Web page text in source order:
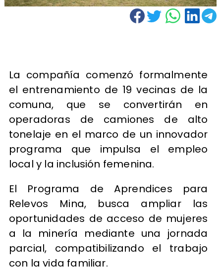
La compañía comenzó formalmente
el entrenamiento de 19 vecinas de la
comuna, que se convertirán en
operadoras de camiones de alto
tonelaje en el marco de un innovador
programa que impulsa el empleo
local y la inclusión femenina.
El Programa de Aprendices para
Relevos Mina, busca ampliar las
oportunidades de acceso de mujeres
a la minería mediante una jornada
parcial, compatibilizando el trabajo
con la vida familiar.